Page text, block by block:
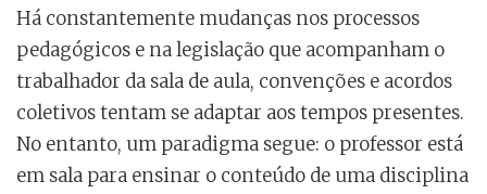
Há constantemente mudanças nos processos
pedagógicos e na legislação que acompanham o
trabalhador da sala de aula, convenções e acordos
coletivos tentam se adaptar aos tempos presentes.
No entanto, um paradigma segue: o professor está
em sala para ensinar o conteúdo de uma disciplina